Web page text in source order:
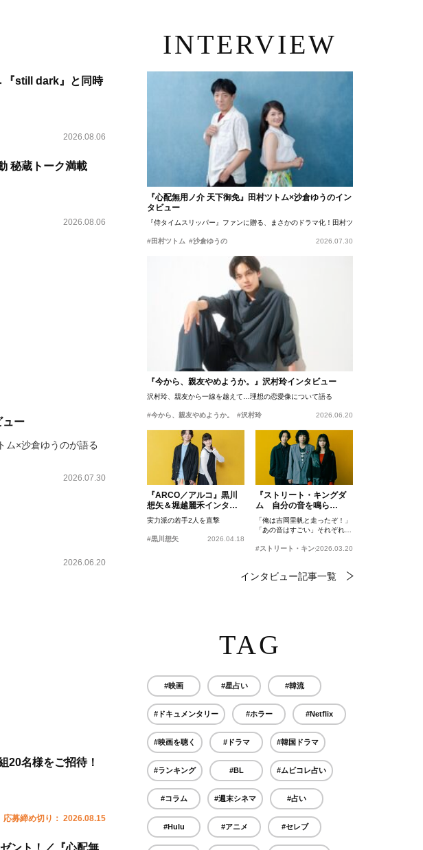
『still dark』と同時
2026.08.06
秘蔵トーク満載
2026.08.06
ュー
ム×沙倉ゆうのが語る
2026.07.30
2026.06.20
20名様をご招待！
応募締め切り： 2026.08.15
INTERVIEW
『心配無用ノ介 天下御免』田村ツトム×沙倉ゆうのイン
タビュー
『侍タイムスリッパー』ファンに贈る、まさかのドラマ化！田村ツトム×沙倉ゆうのが語
#田村ツトム #沙倉ゆうの 2026.07.30
『今から、親友やめようか。』沢村玲インタビュー
沢村玲、親友から一線を越えて…理想の恋愛像について語る
#今から、親友やめようか。 #沢村玲 2026.06.20
『ARCO／アルコ』黒川
想矢＆堀越麗禾インタビ
ュー
実力派の若手2人を直撃
#黒川想矢 2026.04.18
『ストリート・キングダ
ム 自分の音を鳴ら
せ。』峯田和伸、若葉竜
也、吉岡里帆インタビュ
ー
「俺は吉岡里帆と走ったぞ！」
「あの音はすごい」それぞれの
#ストリート・キングダム 自分の音を鳴らせ。
2026.03.20
インタビュー記事一覧
TAG
#映画 #星占い #韓流
#ドキュメンタリー #ホラー #Netflix
#映画を聴く #ドラマ #韓国ドラマ
#ランキング #BL #ムビコレ占い
#コラム #週末シネマ #占い
#Hulu #アニメ #セレブ